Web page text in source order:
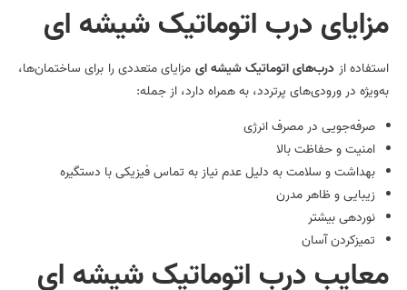
مزایای درب اتوماتیک شیشه ای
استفاده از درب‌های اتوماتیک شیشه ای مزایای متعددی را برای ساختمان‌ها،
به‌ویژه در ورودی‌های پرتردد، به همراه دارد، از جمله:
صرفه‌جویی در مصرف انرژی
امنیت و حفاظت بالا
بهداشت و سلامت به دلیل عدم نیاز به تماس فیزیکی با دستگیره
زیبایی و ظاهر مدرن
نوردهی بیشتر
تمیزکردن آسان
معایب درب اتوماتیک شیشه ای